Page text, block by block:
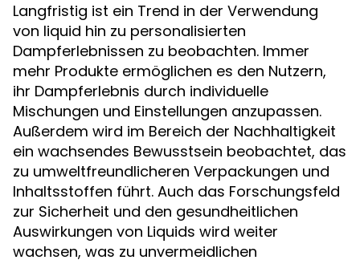
Langfristig ist ein Trend in der Verwendung
von liquid hin zu personalisierten
Dampferlebnissen zu beobachten. Immer
mehr Produkte ermöglichen es den Nutzern,
ihr Dampferlebnis durch individuelle
Mischungen und Einstellungen anzupassen.
Außerdem wird im Bereich der Nachhaltigkeit
ein wachsendes Bewusstsein beobachtet, das
zu umweltfreundlicheren Verpackungen und
Inhaltsstoffen führt. Auch das Forschungsfeld
zur Sicherheit und den gesundheitlichen
Auswirkungen von Liquids wird weiter
wachsen, was zu unvermeidlichen